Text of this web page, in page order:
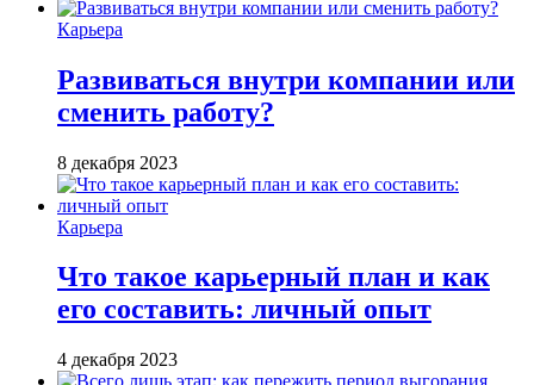
Карьера
Развиваться внутри компании или
сменить работу?
8 декабря 2023
Карьера
Что такое карьерный план и как
его составить: личный опыт
4 декабря 2023